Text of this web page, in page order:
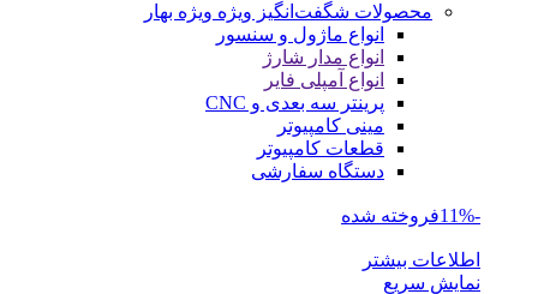
محصولات شگفت‌انگیز ویژه ویژه بهار
انواع ماژول و سنسور
انواع مدار شارژ
انواع آمپلی فایر
پرینتر سه بعدی و CNC
مینی کامپیوتر
قطعات کامپیوتر
دستگاه سفارشی
-11% فروخته شده
اطلاعات بیشتر
نمایش سریع